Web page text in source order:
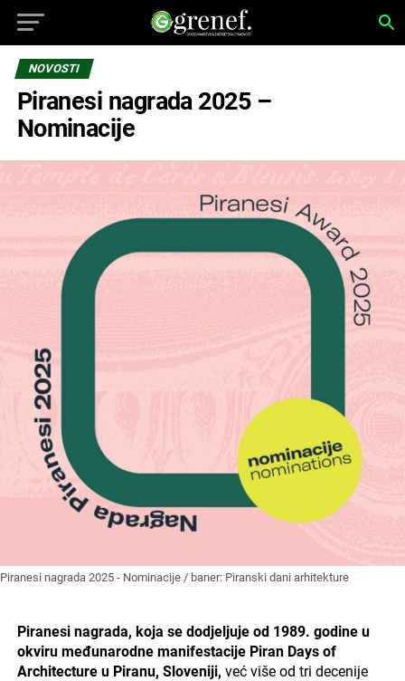
NOVOSTI
Piranesi nagrada 2025 –
Nominacije
Piranesi nagrada 2025 - Nominacije / baner: Piranski dani arhitekture
Piranesi nagrada, koja se dodjeljuje od 1989. godine u
okviru međunarodne manifestacije Piran Days of
Architecture u Piranu, Sloveniji, već više od tri decenije